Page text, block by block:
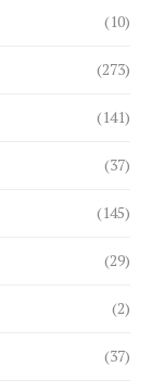
(10)
(273)
(141)
(37)
(145)
(29)
(2)
(37)